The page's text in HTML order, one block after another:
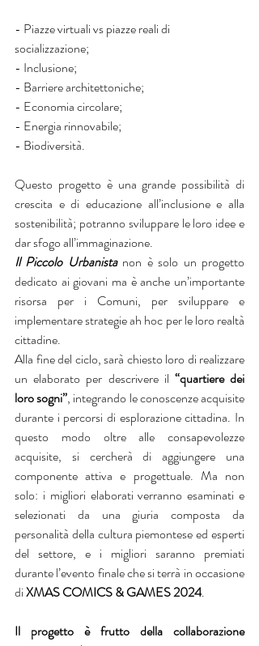
- Piazze virtuali vs piazze reali di
socializzazione;
- Inclusione;
- Barriere architettoniche;
- Economia circolare;
- Energia rinnovabile;
- Biodiversità.
Questo progetto è una grande possibilità di
crescita e di educazione all’inclusione e alla
sostenibilità; potranno sviluppare le loro idee e
dar sfogo all’immaginazione.
Il Piccolo Urbanista non è solo un progetto
dedicato ai giovani ma è anche un’importante
risorsa per i Comuni, per sviluppare e
implementare strategie ah hoc per le loro realtà
cittadine.
Alla fine del ciclo, sarà chiesto loro di realizzare
un elaborato per descrivere il “quartiere dei
loro sogni”, integrando le conoscenze acquisite
durante i percorsi di esplorazione cittadina. In
questo modo oltre alle consapevolezze
acquisite, si cercherà di aggiungere una
componente attiva e progettuale. Ma non
solo: i migliori elaborati verranno esaminati e
selezionati da una giuria composta da
personalità della cultura piemontese ed esperti
del settore, e i migliori saranno premiati
durante l’evento finale che si terrà in occasione
di XMAS COMICS & GAMES 2024.
Il progetto è frutto della collaborazione